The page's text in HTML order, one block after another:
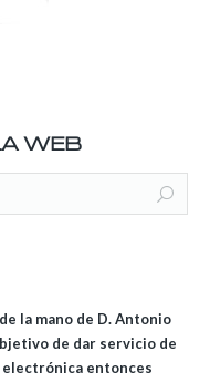
WEB
la mano de D. Antonio
de dar servicio de
entonces